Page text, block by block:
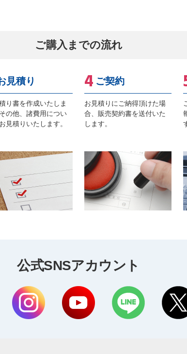
ご購入までの流れ
見積り
り書を作成いたしま
の他、諸費用につい
見積りいたします。
ご契約
お見積りにご納得頂けた場
合、販売契約書を送付いた
します。
公式SNSアカウント